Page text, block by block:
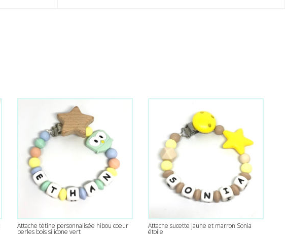
Attache tétine personnalisée hibou coeur
perles bois silicone vert
Attache sucette jaune et marron Sonia
étoile